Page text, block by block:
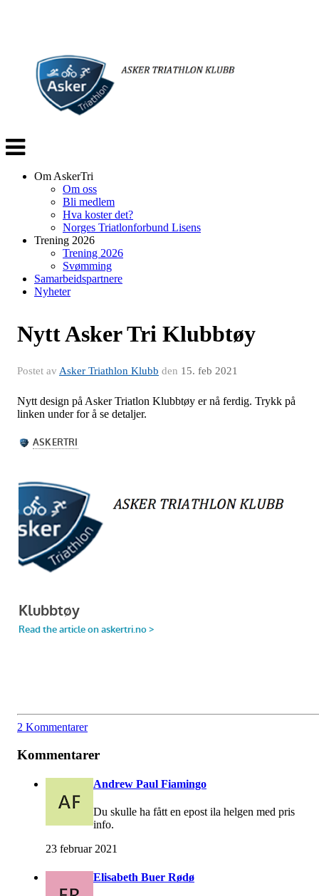
Veksle
navigasjon
Om AskerTri
Om oss
Bli medlem
Hva koster det?
Norges Triatlonforbund Lisens
Trening 2026
Trening 2026
Svømming
Samarbeidspartnere
Nyheter
Nytt Asker Tri Klubbtøy
Postet av Asker Triathlon Klubb den 15. feb 2021
Nytt design på Asker Triatlon Klubbtøy er nå ferdig. Trykk på
linken under for å se detaljer.
2 Kommentarer
Kommentarer
Andrew Paul Fiamingo
Du skulle ha fått en epost ila helgen med pris
info.
23 februar 2021
Elisabeth Buer Rødø